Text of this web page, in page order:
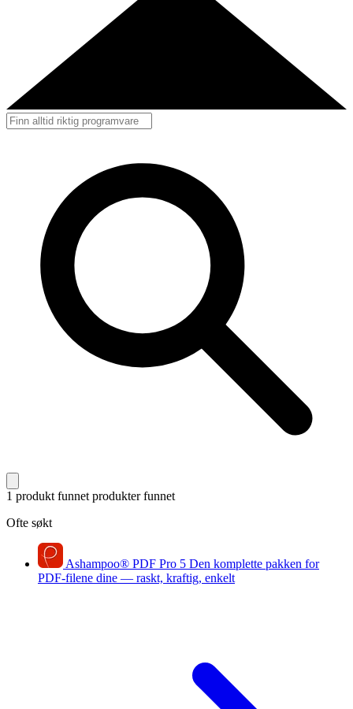
1 produkt funnet produkter funnet
Ofte søkt
Ashampoo® PDF Pro 5 Den komplette pakken for
PDF-filene dine — raskt, kraftig, enkelt